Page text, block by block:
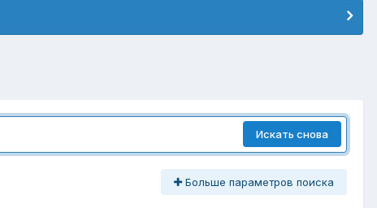
Искать снова
Больше параметров поиска